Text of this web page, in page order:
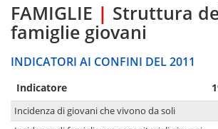
FAMIGLIE | Struttura
famiglie giovani
INDICATORI AI CONFINI DEL 2011
Indicatore
Incidenza di giovani che vivono da soli